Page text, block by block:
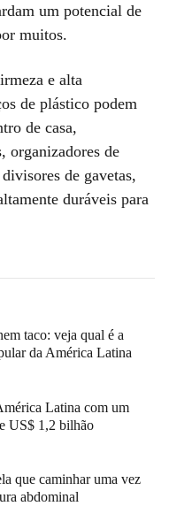
um potencial de
muitos.
e alta
de plástico podem
de casa,
organizadores de
de gavetas,
duráveis para
taco: veja qual é a
da América Latina
Latina com um
US$ 1,2 bilhão
que caminhar uma vez
abdominal